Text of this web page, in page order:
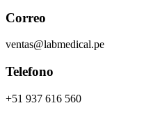
Correo
ventas@labmedical.pe
Telefono
+51 937 616 560